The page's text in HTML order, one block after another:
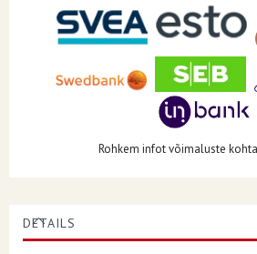
Rohkem infot võimaluste
DETAILS